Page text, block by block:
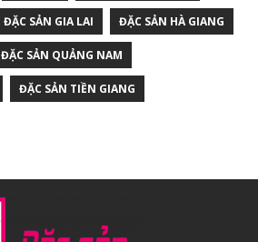
ĐẶC SẢN GIA LAI ĐẶC SẢN HÀ GIANG
ĐẶC SẢN QUẢNG NAM
ĐẶC SẢN TIỀN GIANG